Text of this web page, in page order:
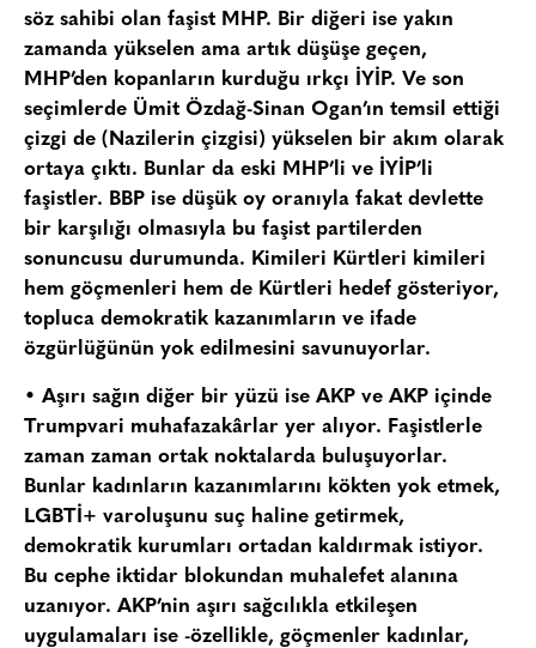
söz sahibi olan faşist MHP. Bir diğeri ise yakın
zamanda yükselen ama artık düşüşe geçen,
MHP’den kopanların kurduğu ırkçı İYİP. Ve son
seçimlerde Ümit Özdağ-Sinan Ogan’ın temsil ettiği
çizgi de (Nazilerin çizgisi) yükselen bir akım olarak
ortaya çıktı. Bunlar da eski MHP’li ve İYİP’li
faşistler. BBP ise düşük oy oranıyla fakat devlette
bir karşılığı olmasıyla bu faşist partilerden
sonuncusu durumunda. Kimileri Kürtleri kimileri
hem göçmenleri hem de Kürtleri hedef gösteriyor,
topluca demokratik kazanımların ve ifade
özgürlüğünün yok edilmesini savunuyorlar.
• Aşırı sağın diğer bir yüzü ise AKP ve AKP içinde
Trumpvari muhafazakârlar yer alıyor. Faşistlerle
zaman zaman ortak noktalarda buluşuyorlar.
Bunlar kadınların kazanımlarını kökten yok etmek,
LGBTİ+ varoluşunu suç haline getirmek,
demokratik kurumları ortadan kaldırmak istiyor.
Bu cephe iktidar blokundan muhalefet alanına
uzanıyor. AKP’nin aşırı sağcılıkla etkileşen
uygulamaları ise -özellikle, göçmenler kadınlar,